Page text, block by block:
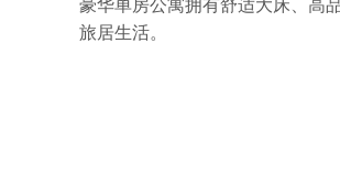
旅居生活。